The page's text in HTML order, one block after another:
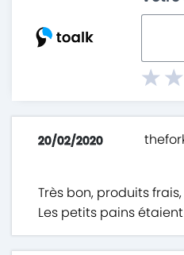
20/02/2020
Très bon, produits
Les petits pains